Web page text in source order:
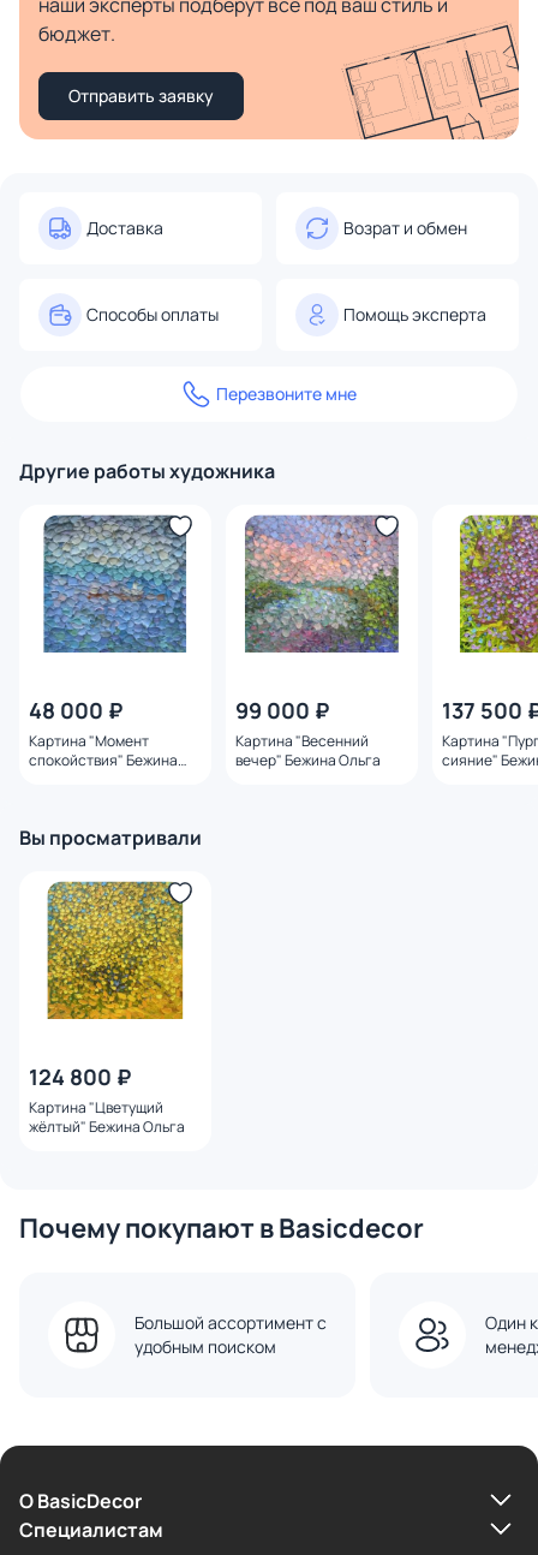
бюджет.
Отправить заявку
Доставка Возрат и обмен
Способы оплаты Помощь эксперта
Перезвоните мне
Другие работы художника
48 000 ₽
Картина "Момент
спокойствия" Бежина
99 000 ₽
Картина "Весенний
вечер" Бежина Ольга
137 500
Картина
сияние"
Вы просматривали
124 800 ₽
Картина "Цветущий
жёлтый" Бежина Ольга
Почему покупают в Basicdecor
Большой ассортимент с
удобным поиском
Один
О BasicDecor
Cпециалистам